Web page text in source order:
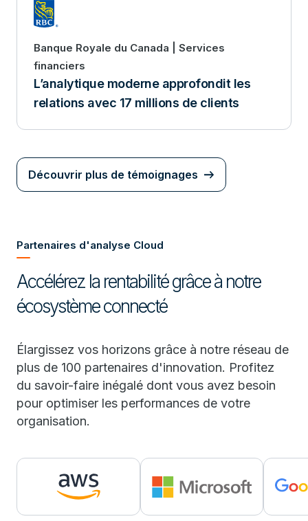
Banque Royale du Canada | Services
financiers
L’analytique moderne approfondit les
relations avec 17 millions de clients
Découvrir plus de témoignages
Partenaires d'analyse Cloud
Accélérez la rentabilité grâce à notre
écosystème connecté
Élargissez vos horizons grâce à notre réseau de
plus de 100 partenaires d'innovation. Profitez
du savoir-faire inégalé dont vous avez besoin
pour optimiser les performances de votre
organisation.